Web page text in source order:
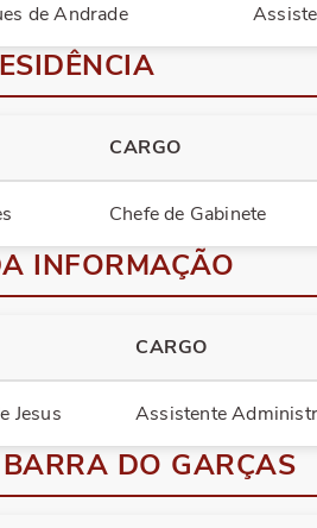
de Andrade
CARGO
Chefe de Gabinete
INFORMAÇÃO
CARGO
Jesus Assistente
DO GARÇAS